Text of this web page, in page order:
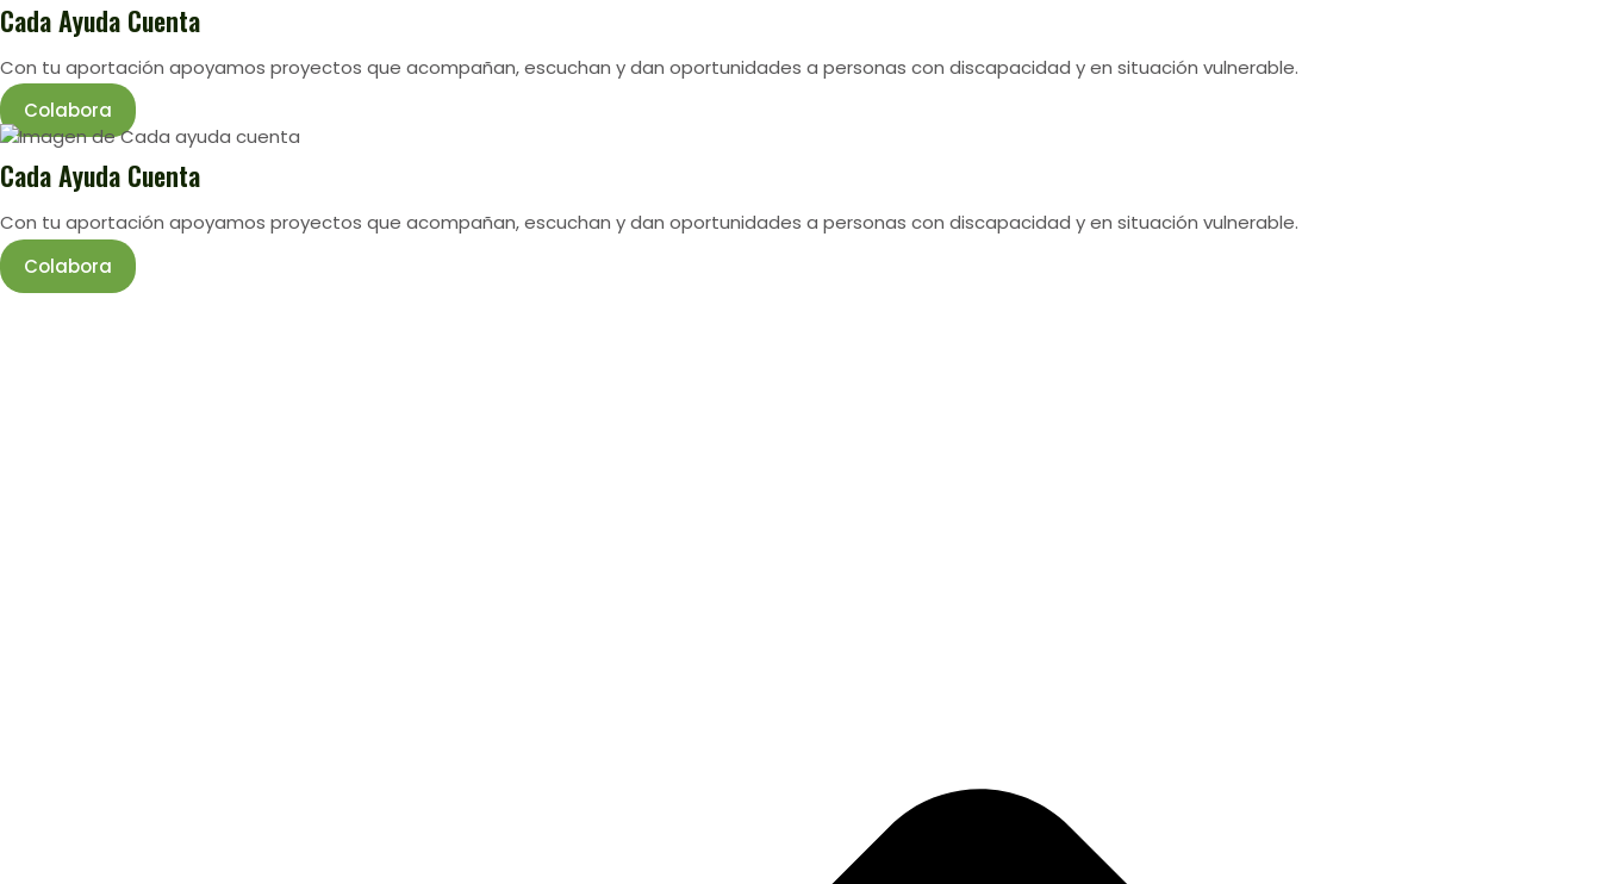
Cada Ayuda Cuenta
Con tu aportación apoyamos proyectos que acompañan, escuchan y dan oportunidades a personas con discapacidad y en situación vulnerable.
Colabora
Cada Ayuda Cuenta
Con tu aportación apoyamos proyectos que acompañan, escuchan y dan oportunidades a personas con discapacidad y en situación vulnerable.
Colabora